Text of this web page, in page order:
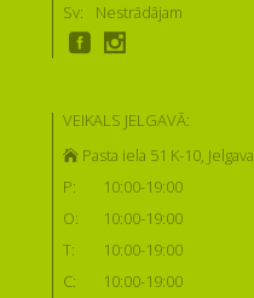
Sv:
Nestrādājam
VEIKALS JELGAVĀ:
Pasta iela 51 K-10, Jelgava
P:
10:00-19:00
O:
10:00-19:00
T:
10:00-19:00
C:
10:00-19:00